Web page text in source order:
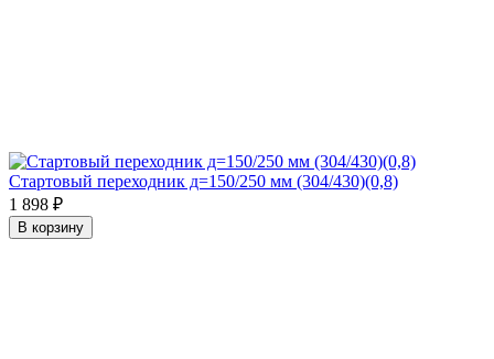
Стартовый переходник д=150/250 мм (304/430)(0,8)
1 898 ₽
В корзину